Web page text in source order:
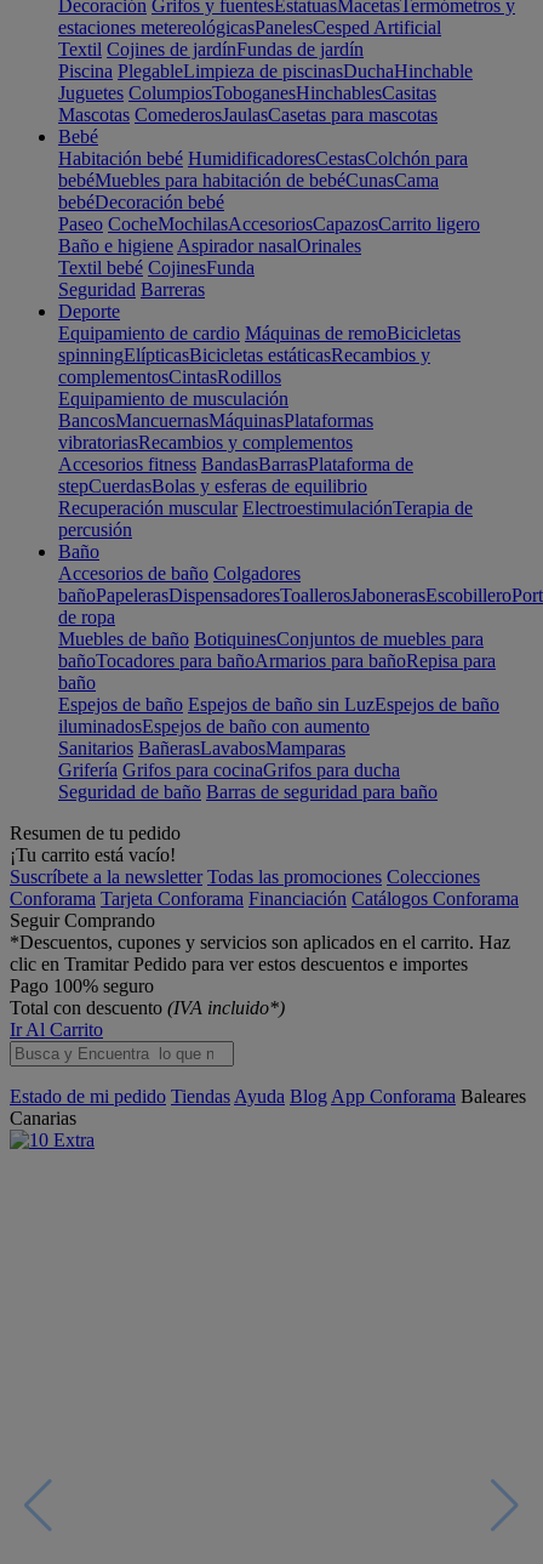
Decoración Grifos y fuentesEstatuasMacetasTermómetros y
estaciones metereológicasPanelesCesped Artificial
Textil Cojines de jardínFundas de jardín
Piscina PlegableLimpieza de piscinasDuchaHinchable
Juguetes ColumpiosToboganesHinchablesCasitas
Mascotas ComederosJaulasCasetas para mascotas
Bebé
Habitación bebé HumidificadoresCestasColchón para
bebéMuebles para habitación de bebéCunasCama
bebéDecoración bebé
Paseo CocheMochilasAccesoriosCapazosCarrito ligero
Baño e higiene Aspirador nasalOrinales
Textil bebé CojinesFunda
Seguridad Barreras
Deporte
Equipamiento de cardio Máquinas de remoBicicletas
spinningElípticasBicicletas estáticasRecambios y
complementosCintasRodillos
Equipamiento de musculación
BancosMancuernasMáquinasPlataformas
vibratoriasRecambios y complementos
Accesorios fitness BandasBarrasPlataforma de
stepCuerdasBolas y esferas de equilibrio
Recuperación muscular ElectroestimulaciónTerapia de
percusión
Baño
Accesorios de baño Colgadores
bañoPapelerasDispensadoresToallerosJabonerasEscobillero
de ropa
Muebles de baño BotiquinesConjuntos de muebles para
bañoTocadores para bañoArmarios para bañoRepisa para
baño
Espejos de baño Espejos de baño sin LuzEspejos de baño
iluminadosEspejos de baño con aumento
Sanitarios BañerasLavabosMamparas
Grifería Grifos para cocinaGrifos para ducha
Seguridad de baño Barras de seguridad para baño
Resumen de tu pedido
¡Tu carrito está vacío!
Suscríbete a la newsletter Todas las promociones Colecciones
Conforama Tarjeta Conforama Financiación Catálogos Conforama
Seguir Comprando
*Descuentos, cupones y servicios son aplicados en el carrito. Haz
clic en Tramitar Pedido para ver estos descuentos e importes
Pago 100% seguro
Total con descuento (IVA incluido*)
Ir Al Carrito
Estado de mi pedido Tiendas Ayuda Blog App Conforama Baleares
Canarias